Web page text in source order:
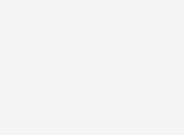
・ファン同士の情報交換＆推
・勧誘・営業・告知・引き抜
・開催内容や風景写真、動画
サークルやイベントの輪を乱
わしくないと判断した方は、